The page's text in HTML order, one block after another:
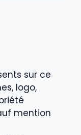
sur ce
logo,
mention